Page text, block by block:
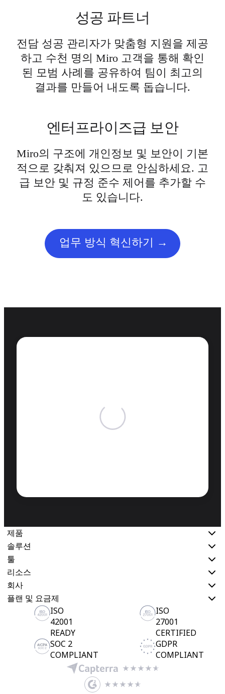
성공 파트너
전담 성공 관리자가 맞춤형 지원을 제공
하고 수천 명의 Miro 고객을 통해 확인
된 모범 사례를 공유하여 팀이 최고의
결과를 만들어 내도록 돕습니다.
엔터프라이즈급 보안
Miro의 구조에 개인정보 및 보안이 기본
적으로 갖춰져 있으므로 안심하세요. 고
급 보안 및 규정 준수 제어를 추가할 수
도 있습니다.
업무 방식 혁신하기
제품
솔루션
툴
리소스
회사
플랜 및 요금제
ISO
42001
READY
ISO
27001
CERTIFIED
SOC 2
COMPLIANT
GDPR
COMPLIANT